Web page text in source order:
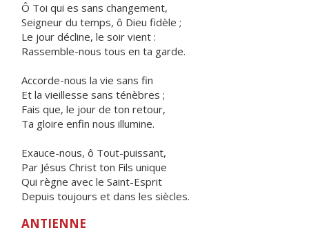
Ô Toi qui es sans changement,
Seigneur du temps, ô Dieu fidèle ;
Le jour décline, le soir vient :
Rassemble-nous tous en ta garde.
Accorde-nous la vie sans fin
Et la vieillesse sans ténèbres ;
Fais que, le jour de ton retour,
Ta gloire enfin nous illumine.
Exauce-nous, ô Tout-puissant,
Par Jésus Christ ton Fils unique
Qui règne avec le Saint-Esprit
Depuis toujours et dans les siècles.
ANTIENNE